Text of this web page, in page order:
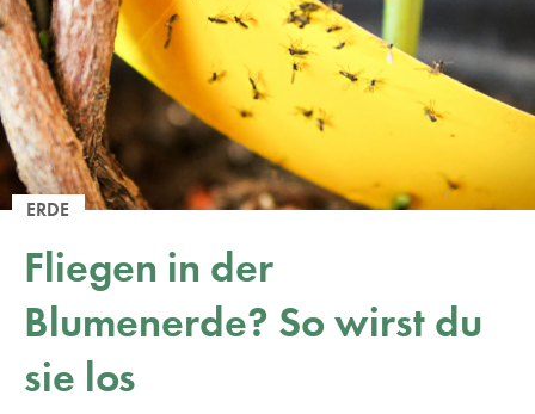
ERDE
Fliegen in der
Blumenerde? So wirst du
sie los